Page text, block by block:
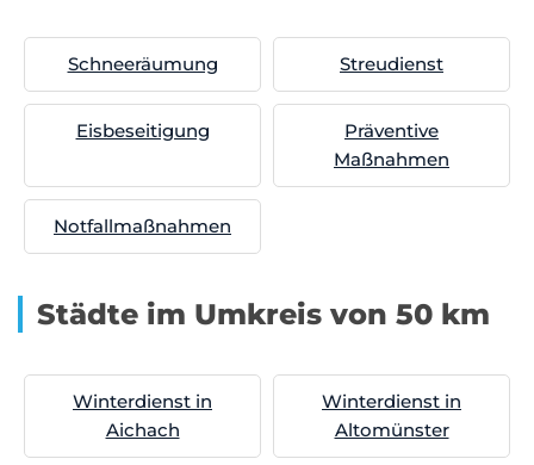
Schneeräumung Streudienst
Eisbeseitigung
Präventive
Maßnahmen
Notfallmaßnahmen
Städte im Umkreis von 50 km
Winterdienst in
Aichach
Winterdienst in
Altomünster